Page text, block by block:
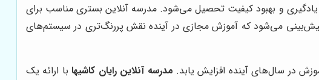
یادگیری و بهبود کیفیت تحصیل می‌شود. مدرسه آنلاین بستری مناسب برای
می‌شود که آموزش مجازی در آینده نقش پررنگ‌تری در سیستم‌های
در سال‌های آینده افزایش یابد. مدرسه آنلاین رایان کاشیهابا ارائه یک